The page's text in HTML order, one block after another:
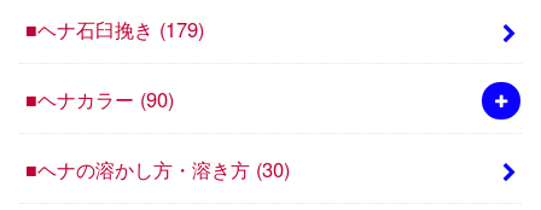
■ヘナ石臼挽き (179)
■ヘナカラー (90)
■ヘナの溶かし方・溶き方 (30)